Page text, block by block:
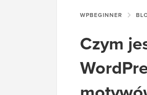
WPBEGINNER
Czym